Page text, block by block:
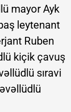
mayor Ayk
leytenant
Ruben
kiçik çavuş
sıravi